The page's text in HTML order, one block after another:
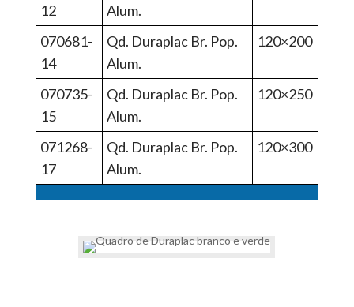
12
Alum.
070681-
14
Qd. Duraplac Br. Pop.
Alum.
120×200
070735-
15
Qd. Duraplac Br. Pop.
Alum.
120×250
071268-
17
Qd. Duraplac Br. Pop.
Alum.
120×300